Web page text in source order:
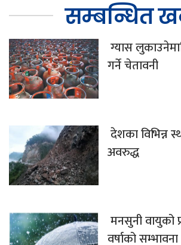
सम्बन्धित
ग्यास
गर्ने चेतावनी
देशका विभिन्न
अवरुद्ध
मनसुनी वायुको
वर्षाको सम्भावना